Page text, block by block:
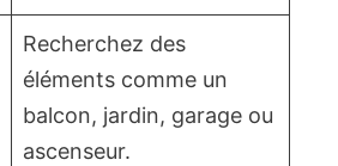
Recherchez des
éléments comme un
balcon, jardin, garage ou
ascenseur.